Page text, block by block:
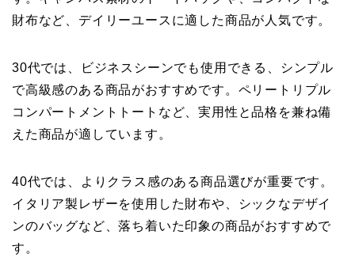
財布など、デイリーユースに適した商品が人気です。
30代では、ビジネスシーンでも使用できる、シンプル
で高級感のある商品がおすすめです。ペリートリプル
コンパートメントトートなど、実用性と品格を兼ね備
えた商品が適しています。
40代では、よりクラス感のある商品選びが重要です。
イタリア製レザーを使用した財布や、シックなデザイ
ンのバッグなど、落ち着いた印象の商品がおすすめで
す。